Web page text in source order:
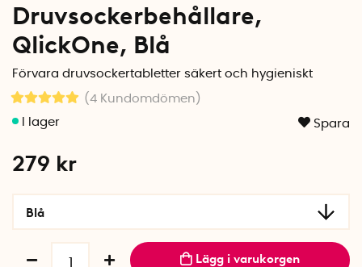
Druvsockerbehållare,
QlickOne, Blå
Förvara druvsockertabletter säkert och hygieniskt
(4 Kundomdömen )
Spara
279 kr
Blå
Lägg i varukorgen